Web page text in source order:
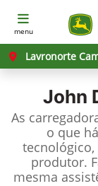
menu
Lavronorte
John
As
o que
produtor.
mesma